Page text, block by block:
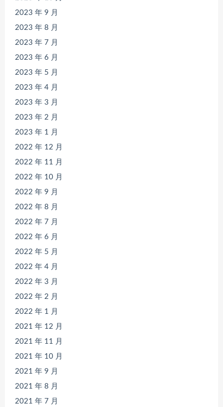
2023 年 9 月
2023 年 8 月
2023 年 7 月
2023 年 6 月
2023 年 5 月
2023 年 4 月
2023 年 3 月
2023 年 2 月
2023 年 1 月
2022 年 12 月
2022 年 11 月
2022 年 10 月
2022 年 9 月
2022 年 8 月
2022 年 7 月
2022 年 6 月
2022 年 5 月
2022 年 4 月
2022 年 3 月
2022 年 2 月
2022 年 1 月
2021 年 12 月
2021 年 11 月
2021 年 10 月
2021 年 9 月
2021 年 8 月
2021 年 7 月